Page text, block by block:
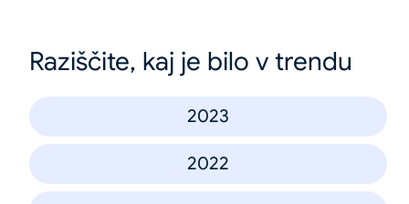
Raziščite, kaj je bilo v trendu
2023
2022